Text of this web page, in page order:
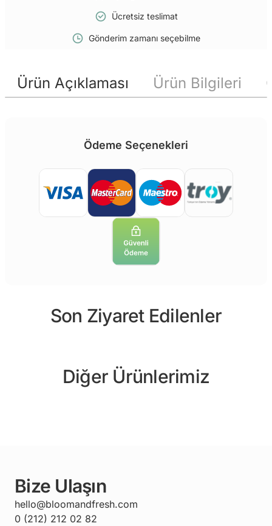
Ücretsiz teslimat
Gönderim zamanı seçebilme
Ürün Açıklaması Ürün Bilgileri
Ödeme Seçenekleri
Son Ziyaret Edilenler
Diğer Ürünlerimiz
Bize Ulaşın
hello@bloomandfresh.com
0 (212) 212 02 82